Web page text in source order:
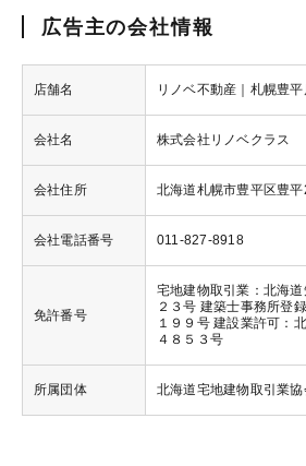
広告主の会社情報
店舗名 リノベ不動産｜札幌豊平
会社名 株式会社リノベクラス
会社住所 北海道札幌市豊平区豊
会社電話番号 011-827-8918
免許番号
宅地建物取引業：北海
２３号 建築士事務所登
１９９号 建設業許可：
４８５３号
所属団体 北海道宅地建物取引業協